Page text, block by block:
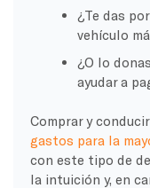
¿Te das
vehículo
¿O lo
ayudar a
Comprar y
gastos para la
con este tipo de
la intuición y, en